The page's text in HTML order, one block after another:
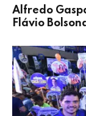
Alfredo
Flávio